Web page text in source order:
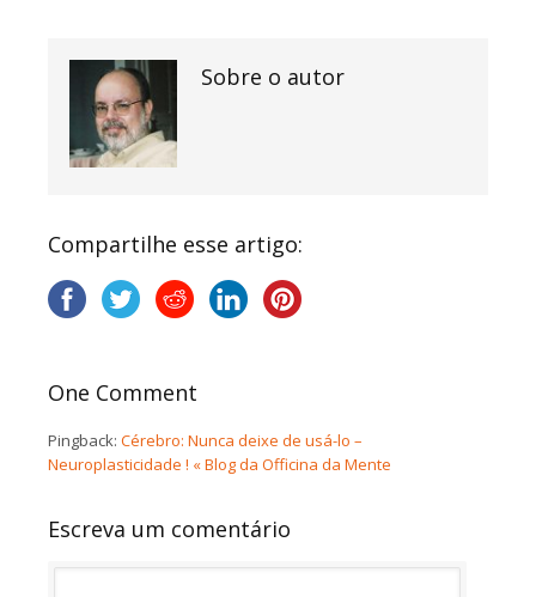
Sobre o autor
Compartilhe esse artigo:
One Comment
Pingback: Cérebro: Nunca deixe de usá-lo –
Neuroplasticidade ! « Blog da Officina da Mente
Escreva um comentário